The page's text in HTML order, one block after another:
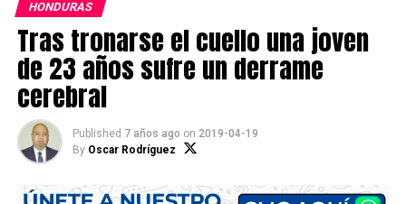
HONDURAS
Tras tronarse el cuello una joven
de 23 años sufre un derrame
cerebral
Published 7 años ago on 2019-04-19
By Oscar Rodríguez